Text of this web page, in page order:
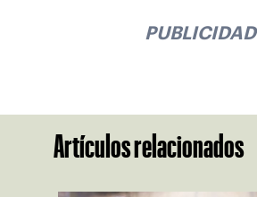
PUBLICIDAD
Artículos relacionados